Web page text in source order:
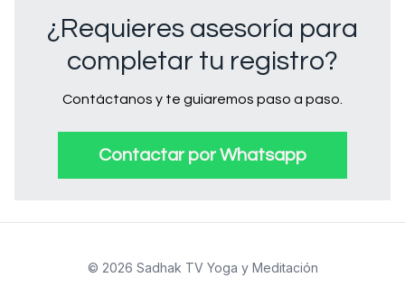
¿Requieres asesoría para
completar tu registro?
Contáctanos y te guiaremos paso a paso.
Contactar por Whatsapp
© 2026 Sadhak TV Yoga y Meditación